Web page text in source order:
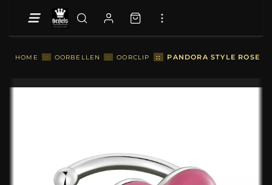
HOME :: OORBELLEN :: OORCLIP :: PANDORA STYLE ROSE